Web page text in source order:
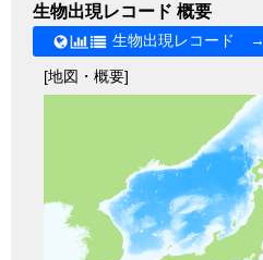
生物出現レコード 概要
生物出現レコード →
[地図・概要]